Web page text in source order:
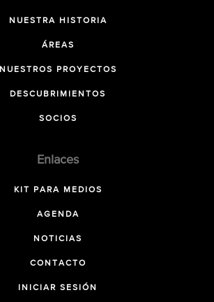
NUESTRA HISTORIA
ÁREAS
NUESTROS PROYECTOS
DESCUBRIMIENTOS
SOCIOS
Enlaces
KIT PARA MEDIOS
AGENDA
NOTICIAS
CONTACTO
INICIAR SESIÓN